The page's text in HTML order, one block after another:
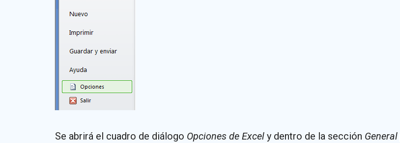
Se abrirá el cuadro de diálogo Opciones de Excel y dentro de la sección General